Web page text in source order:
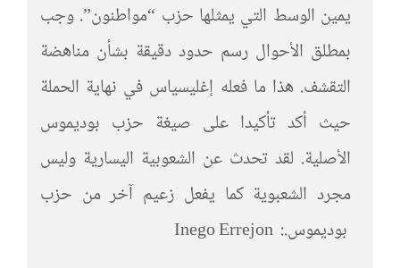
يمين الوسط التي يمثلها حزب “مواطنون”. وجب
بمطلق الأحوال رسم حدود دقيقة بشأن مناهضة
التقشف. هذا ما فعله إغليسياس في نهاية الحملة
حيث أكد تأكيدا على صيغة حزب بوديموس
الأصلية. لقد تحدث عن الشعوبية اليسارية وليس
مجرد الشعبوية كما يفعل زعيم آخر من حزب
بوديموس.: Inego Errejon